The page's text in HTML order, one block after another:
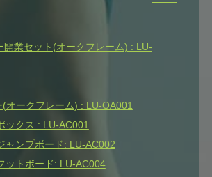
開業セット(オークフレーム) : LU-
(オークフレーム) : LU-OA001
ックス : LU-AC001
ャンプボード: LU-AC002
ットボード: LU-AC004